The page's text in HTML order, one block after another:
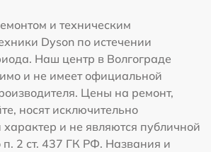
и техническим
Dyson по истечении
Наш центр в Волгограде
и не имеет официальной
Цены на ремонт,
носят исключительно
и не являются публичной
п. 2 ст. 437 ГК РФ. Названия и